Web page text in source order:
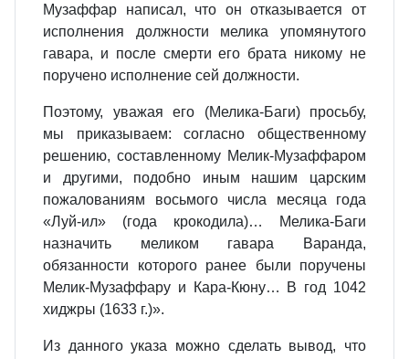
Музаффар написал, что он отказывается от
исполнения должности мелика упомянутого
гавара, и после смерти его брата никому не
поручено исполнение сей должности.
Поэтому, уважая его (Мелика-Баги) просьбу,
мы приказываем: согласно общественному
решению, составленному Мелик-Музаффаром
и другими, подобно иным нашим царским
пожалованиям восьмого числа месяца года
«Луй-ил» (года крокодила)… Мелика-Баги
назначить меликом гавара Варанда,
обязанности которого ранее были поручены
Мелик-Музаффару и Кара-Кюну… В год 1042
хиджры (1633 г.)».
Из данного указа можно сделать вывод, что